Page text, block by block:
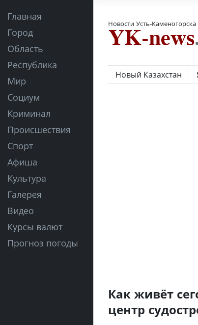
Главная
Город
Область
Республика
Мир
Социум
Криминал
Происшествия
Спорт
Афиша
Культура
Галерея
Видео
Курсы валют
Прогноз погоды
Новости Усть-
Новый Казахстан
Как живёт
центр